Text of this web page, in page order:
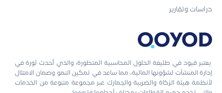
يعتبر قيود في طليعة الحلول المحاسبية المتطورة، والذي أحدث ثورة في
إدارة المنشآت لشؤونها المالية، مما ساعد في تمكين النمو وضمان الامتثال
لأنظمة هيئة الزكاة والضريبة والجمارك عبر مجموعة متنوعة من الخدمات
دراسات وتقارير